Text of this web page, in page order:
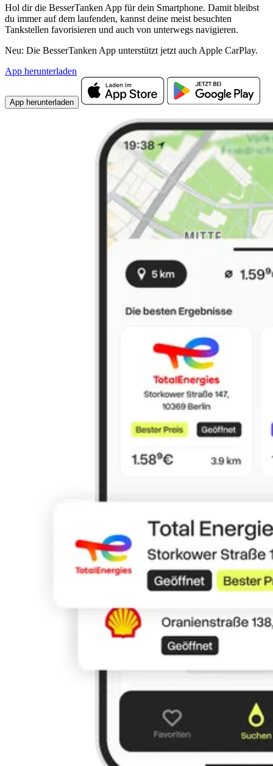
Hol dir die BesserTanken App für dein Smartphone. Damit bleibst
du immer auf dem laufenden, kannst deine meist besuchten
Tankstellen favorisieren und auch von unterwegs navigieren.
Neu: Die BesserTanken App unterstützt jetzt auch Apple CarPlay.
App herunterladen
App herunterladen